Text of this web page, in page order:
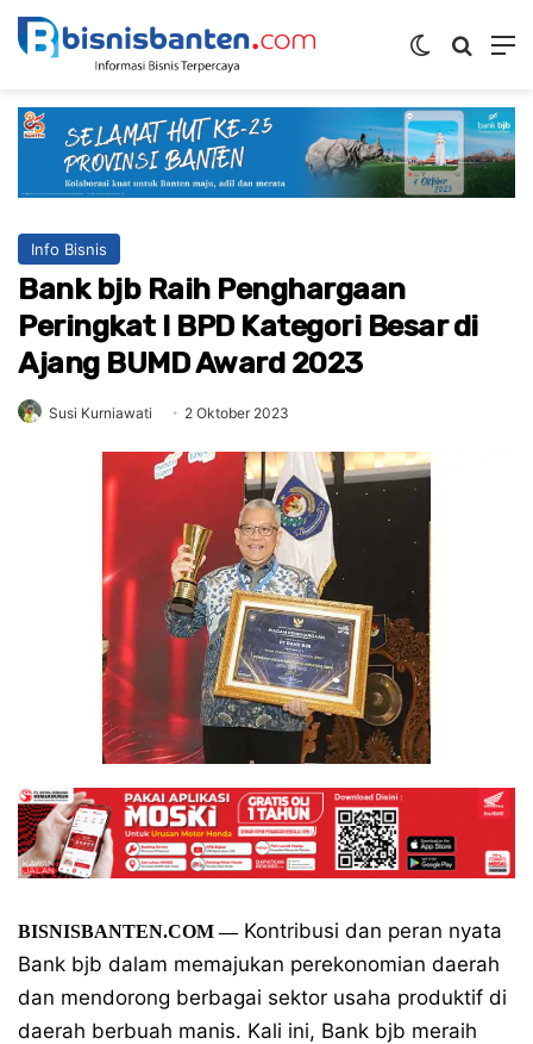
Switch skin
Info Bisnis
Bank bjb Raih Penghargaan
Peringkat I BPD Kategori Besar di
Ajang BUMD Award 2023
Susi Kurniawati 2 Oktober 2023
BISNISBANTEN.COM —Kontribusi dan peran nyata
Bank bjb dalam memajukan perekonomian daerah
dan mendorong berbagai sektor usaha produktif di
daerah berbuah manis. Kali ini, Bank bjb meraih